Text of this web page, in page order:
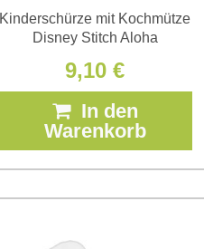
Kinderschürze mit Kochmütze
Disney Stitch Aloha
9,10 €
In den
Warenkorb